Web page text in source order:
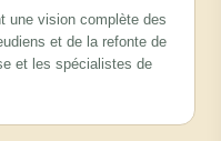
une vision complète des
et de la refonte de
et les spécialistes de